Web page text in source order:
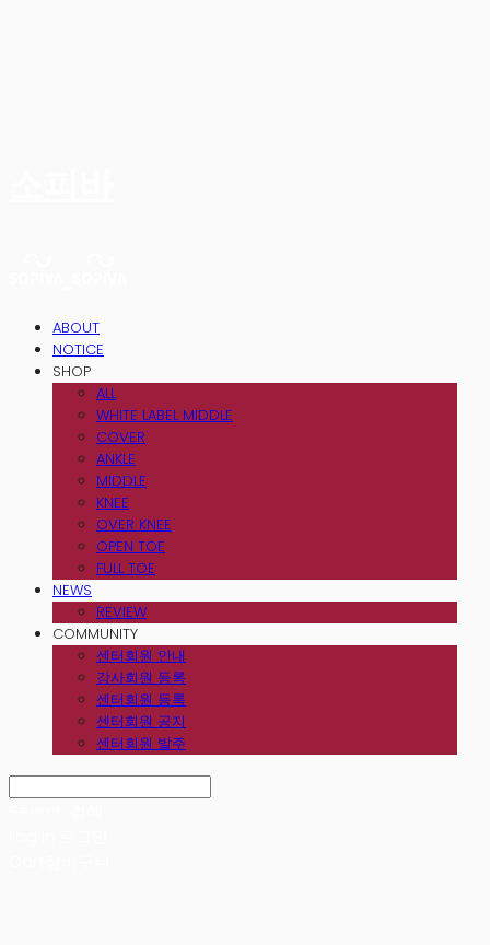
ABOUT
NOTICE
SHOP
ALL
WHITE LABEL MIDDLE
COVER
ANKLE
MIDDLE
KNEE
OVER KNEE
OPEN TOE
FULL TOE
NEWS
REVIEW
COMMUNITY
센터회원 안내
강사회원 등록
센터회원 등록
센터회원 공지
센터회원 발주